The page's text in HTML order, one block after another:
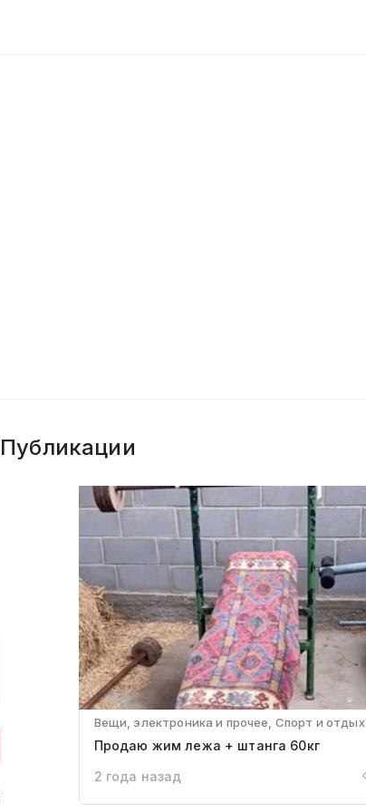
Публикации
Вещи, электроника и прочее, Спорт и отдых
Продаю жим лежа + штанга 60кг
2 года назад